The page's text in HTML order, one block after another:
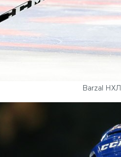
Barzal НХЛ